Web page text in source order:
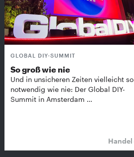
GLOBAL DIY-SUMMIT
So groß wie nie
Und in unsicheren Zeiten vielleicht so
notwendig wie nie: Der Global DIY-
Summit in Amsterdam …
Handel